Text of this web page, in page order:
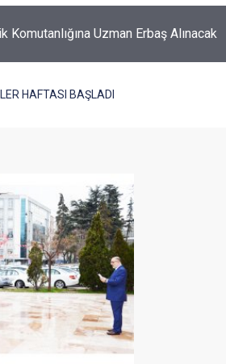
Komutanlığına Uzman Erbaş Alınacak
HAFTASI BAŞLADI